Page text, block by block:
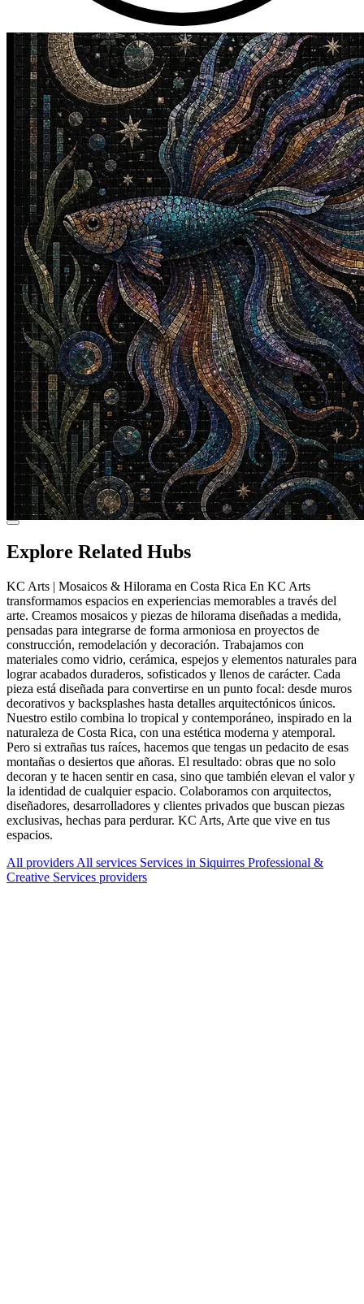
Explore Related Hubs
KC Arts | Mosaicos & Hilorama en Costa Rica En KC Arts
transformamos espacios en experiencias memorables a través del
arte. Creamos mosaicos y piezas de hilorama diseñadas a medida,
pensadas para integrarse de forma armoniosa en proyectos de
construcción, remodelación y decoración. Trabajamos con
materiales como vidrio, cerámica, espejos y elementos naturales para
lograr acabados duraderos, sofisticados y llenos de carácter. Cada
pieza está diseñada para convertirse en un punto focal: desde muros
decorativos y backsplashes hasta detalles arquitectónicos únicos.
Nuestro estilo combina lo tropical y contemporáneo, inspirado en la
naturaleza de Costa Rica, con una estética moderna y atemporal.
Pero si extrañas tus raíces, hacemos que tengas un pedacito de esas
montañas o desiertos que añoras. El resultado: obras que no solo
decoran y te hacen sentir en casa, sino que también elevan el valor y
la identidad de cualquier espacio. Colaboramos con arquitectos,
diseñadores, desarrolladores y clientes privados que buscan piezas
exclusivas, hechas para perdurar. KC Arts, Arte que vive en tus
espacios.
All providers All services Services in Siquirres Professional &
Creative Services providers